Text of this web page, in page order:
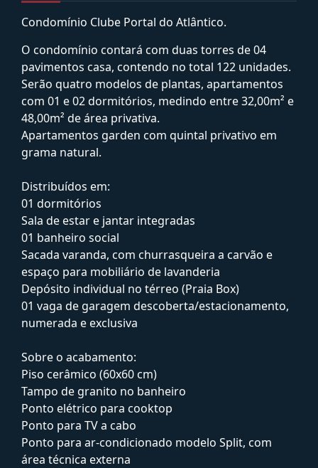
Condomínio Clube Portal do Atlântico.
O condomínio contará com duas torres de 04
pavimentos casa, contendo no total 122 unidades.
Serão quatro modelos de plantas, apartamentos
com 01 e 02 dormitórios, medindo entre 32,00m² e
48,00m² de área privativa.
Apartamentos garden com quintal privativo em
grama natural.
Distribuídos em:
01 dormitórios
Sala de estar e jantar integradas
01 banheiro social
Sacada varanda, com churrasqueira a carvão e
espaço para mobiliário de lavanderia
Depósito individual no térreo (Praia Box)
01 vaga de garagem descoberta/estacionamento,
numerada e exclusiva
Sobre o acabamento:
Piso cerâmico (60x60 cm)
Tampo de granito no banheiro
Ponto elétrico para cooktop
Ponto para TV a cabo
Ponto para ar-condicionado modelo Split, com
área técnica externa